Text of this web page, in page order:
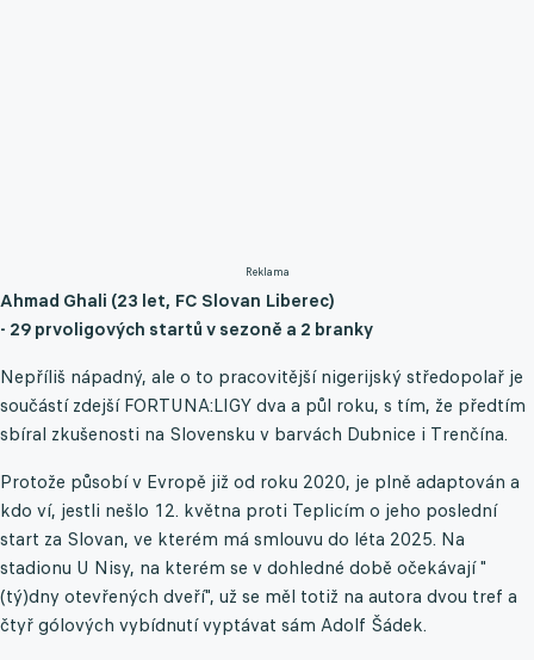
Reklama
Ahmad Ghali (23 let, FC Slovan Liberec)
- 29 prvoligových startů v sezoně a 2 branky
Nepříliš nápadný, ale o to pracovitější nigerijský středopolař je
součástí zdejší FORTUNA:LIGY dva a půl roku, s tím, že předtím
sbíral zkušenosti na Slovensku v barvách Dubnice i Trenčína.
Protože působí v Evropě již od roku 2020, je plně adaptován a
kdo ví, jestli nešlo 12. května proti Teplicím o jeho poslední
start za Slovan, ve kterém má smlouvu do léta 2025. Na
stadionu U Nisy, na kterém se v dohledné době očekávají "
(tý)dny otevřených dveří", už se měl totiž na autora dvou tref a
čtyř gólových vybídnutí vyptávat sám Adolf Šádek.